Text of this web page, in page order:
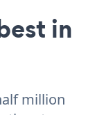
in
million